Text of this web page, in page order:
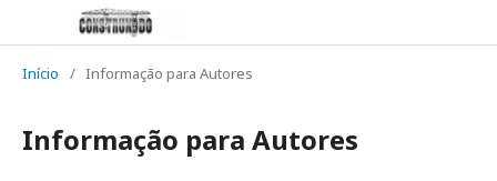
Início / Informação para Autores
Informação para Autores